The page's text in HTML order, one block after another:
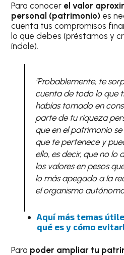
Para conocer el valor
personal (patrimonio) es
cuenta tus compromisos
lo que debes (préstamos y
índole).
"Probablemente, te
cuenta de todo lo que
habías tomado en
parte de tu riqueza
que en el patrimonio
que te pertenece y
ello, es decir, que no lo
los valores en pesos
lo más apegado a la
el organismo
Aquí más temas
qué es y cómo
Para poder ampliar tu